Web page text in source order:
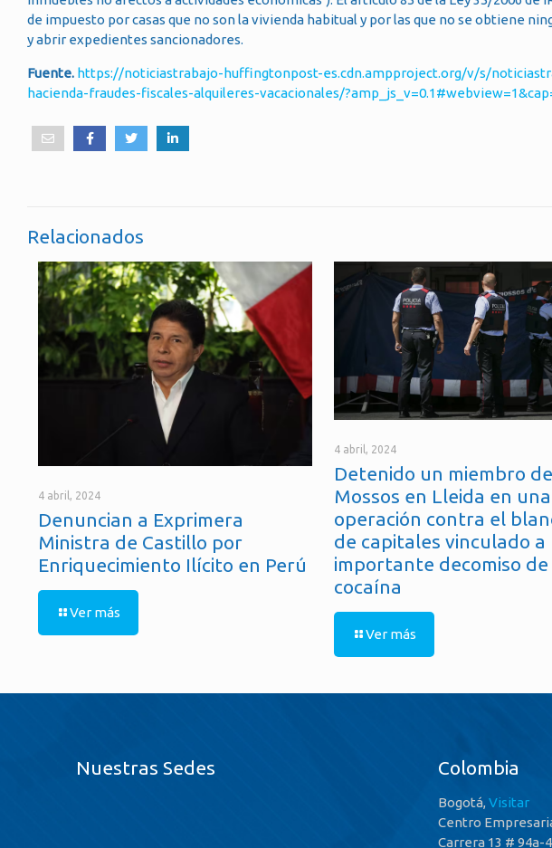
de impuesto por casas que no son la vivienda habitual y por las que no se obtiene
y abrir expedientes sancionadores.
Fuente. https://noticiastrabajo-huffingtonpost-es.cdn.ampproject.org/v/s/
hacienda-fraudes-fiscales-alquileres-vacacionales/
Relacionados
4 abril, 2024
Denuncian a Exprimera
Ministra de Castillo por
Enriquecimiento Ilícito en Perú
Ver más
4 abril, 2024
Detenido un miembro
Mossos en Lleida en una
operación contra el
de capitales vinculado a
importante decomiso de
cocaína
Ver más
Nuestras Sedes Colombia
Bogotá,Visitar
Centro
Carrera 13 # 94a-